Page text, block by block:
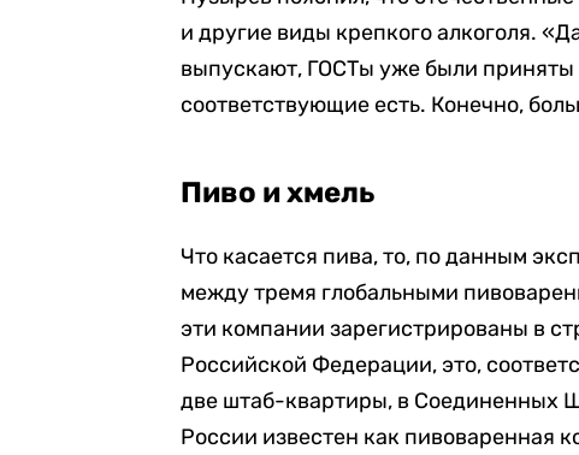
и другие виды крепкого алкоголя.
выпускают, ГОСТы уже были приняты
соответствующие есть. Конечно,
Пиво и хмель
Что касается пива, то, по данным
между тремя глобальными
эти компании зарегистрированы в
Российской Федерации, это,
две штаб-квартиры, в Соединенных
России известен как пивоваренная